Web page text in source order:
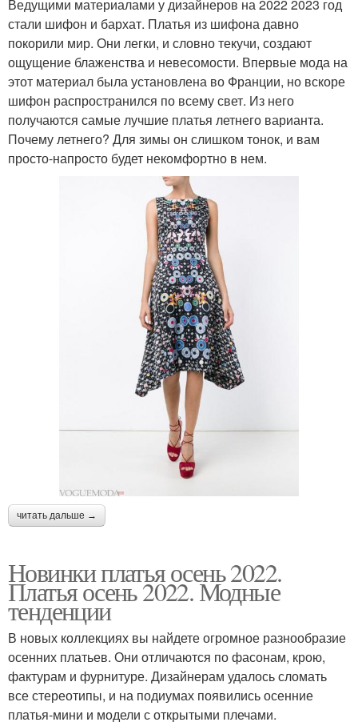
Ведущими материалами у дизайнеров на 2022 2023 год
стали шифон и бархат. Платья из шифона давно
покорили мир. Они легки, и словно текучи, создают
ощущение блаженства и невесомости. Впервые мода на
этот материал была установлена во Франции, но вскоре
шифон распространился по всему свет. Из него
получаются самые лучшие платья летнего варианта.
Почему летнего? Для зимы он слишком тонок, и вам
просто-напросто будет некомфортно в нем.
читать дальше →
Новинки платья осень 2022.
Платья осень 2022. Модные
тенденции
В новых коллекциях вы найдете огромное разнообразие
осенних платьев. Они отличаются по фасонам, крою,
фактурам и фурнитуре. Дизайнерам удалось сломать
все стереотипы, и на подиумах появились осенние
платья-мини и модели с открытыми плечами.